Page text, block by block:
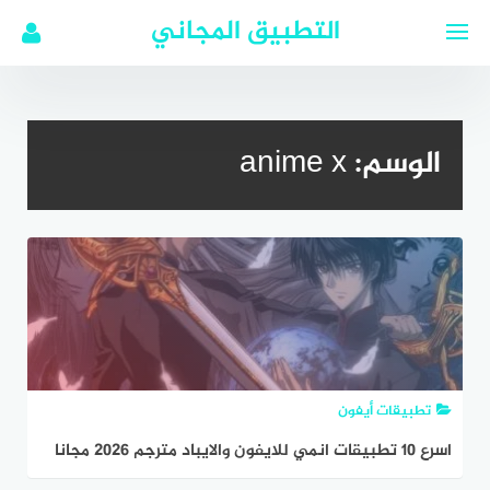
التطبيق المجاني
الوسم:anime x
تطبيقات أيفون
اسرع 10 تطبيقات انمي للايفون والايباد مترجم 2026 مجانا